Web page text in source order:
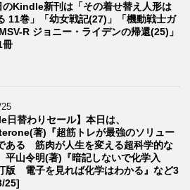
のKindle新刊は「その着せ替え人形は
11巻」「幼女戦記(27)」「機動戦士ガ
R ジョニー・ライデンの帰還(25)」
冊
日替わりセール】本日は、
著)『超筋トレが最強のソリュー
ある 筋肉が人生を変える超科学的な
平山令明(著)『暗記しないで化学入
電子を見れば化学はわかる』など3
25]